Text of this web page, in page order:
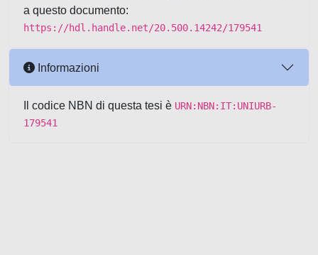
a questo documento:
https://hdl.handle.net/20.500.14242/179541
Informazioni
Il codice NBN di questa tesi è URN:NBN:IT:UNIURB-
179541